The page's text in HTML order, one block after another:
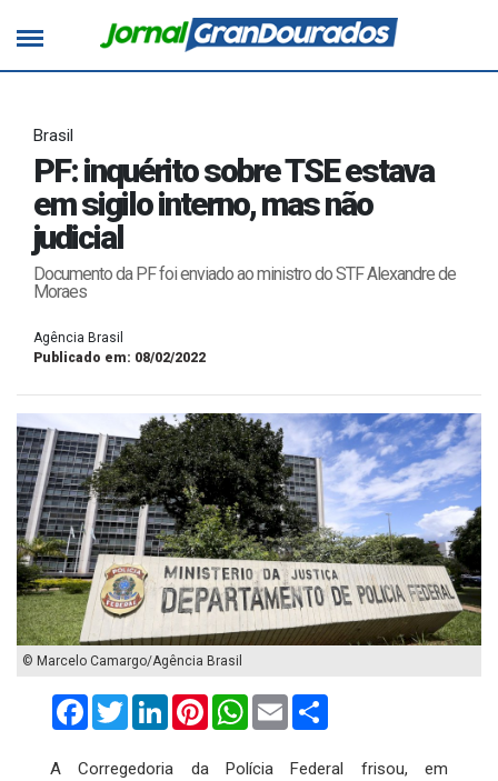
Brasil
PF: inquérito sobre TSE estava
em sigilo interno, mas não
judicial
Documento da PF foi enviado ao ministro do STF Alexandre de
Moraes
Agência Brasil
Publicado em: 08/02/2022
© Marcelo Camargo/Agência Brasil
FacebookTwitterLinkedInPinterestWhatsApp
Email
A Corregedoria da Polícia Federal frisou, em